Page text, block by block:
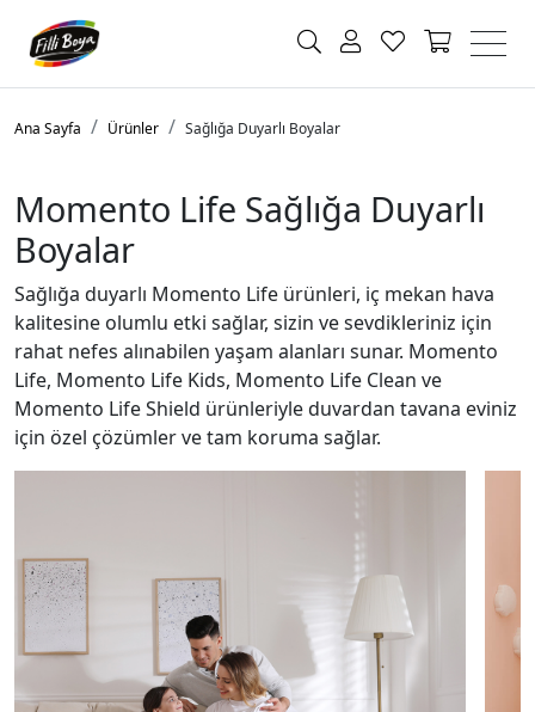
Ana Sayfa Ürünler Sağlığa Duyarlı Boyalar
Momento Life Sağlığa Duyarlı
Boyalar
Sağlığa duyarlı Momento Life ürünleri, iç mekan hava
kalitesine olumlu etki sağlar, sizin ve sevdikleriniz için
rahat nefes alınabilen yaşam alanları sunar. Momento
Life, Momento Life Kids, Momento Life Clean ve
Momento Life Shield ürünleriyle duvardan tavana eviniz
için özel çözümler ve tam koruma sağlar.